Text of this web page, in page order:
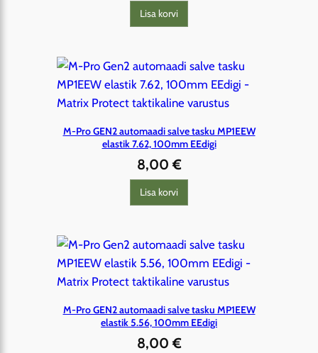
Lisa korvi
M-Pro GEN2 automaadi salve tasku MP1EEW
elastik 7.62, 100mm EEdigi
8,00€
Lisa korvi
M-Pro GEN2 automaadi salve tasku MP1EEW
elastik 5.56, 100mm EEdigi
8,00€